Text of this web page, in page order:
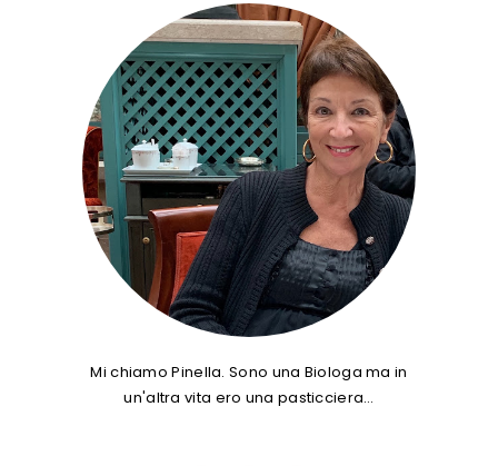
Mi chiamo Pinella. Sono una Biologa ma in
un'altra vita ero una pasticciera…